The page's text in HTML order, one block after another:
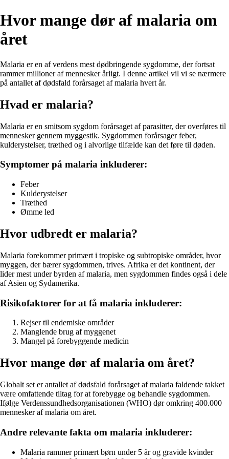
Hvor mange dør af malaria om
året
Malaria er en af verdens mest dødbringende sygdomme, der fortsat
rammer millioner af mennesker årligt. I denne artikel vil vi se nærmere
på antallet af dødsfald forårsaget af malaria hvert år.
Hvad er malaria?
Malaria er en smitsom sygdom forårsaget af parasitter, der overføres til
mennesker gennem myggestik. Sygdommen forårsager feber,
kulderystelser, træthed og i alvorlige tilfælde kan det føre til døden.
Symptomer på malaria inkluderer:
Feber
Kulderystelser
Træthed
Ømme led
Hvor udbredt er malaria?
Malaria forekommer primært i tropiske og subtropiske områder, hvor
myggen, der bærer sygdommen, trives. Afrika er det kontinent, der
lider mest under byrden af malaria, men sygdommen findes også i dele
af Asien og Sydamerika.
Risikofaktorer for at få malaria inkluderer:
Rejser til endemiske områder
Manglende brug af myggenet
Mangel på forebyggende medicin
Hvor mange dør af malaria om året?
Globalt set er antallet af dødsfald forårsaget af malaria faldende takket
være omfattende tiltag for at forebygge og behandle sygdommen.
Ifølge Verdenssundhedsorganisationen (WHO) dør omkring 400.000
mennesker af malaria om året.
Andre relevante fakta om malaria inkluderer:
Malaria rammer primært børn under 5 år og gravide kvinder